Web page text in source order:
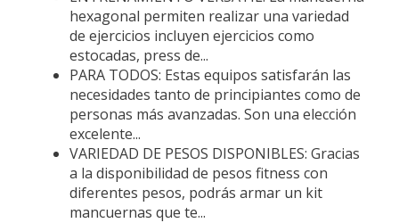
hexagonal permiten realizar una variedad
de ejercicios incluyen ejercicios como
estocadas, press de...
PARA TODOS: Estas equipos satisfarán las
necesidades tanto de principiantes como de
personas más avanzadas. Son una elección
excelente...
VARIEDAD DE PESOS DISPONIBLES: Gracias
a la disponibilidad de pesos fitness con
diferentes pesos, podrás armar un kit
mancuernas que te...